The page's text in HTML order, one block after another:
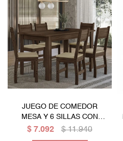
JUEGO DE COMEDOR
MESA Y 6 SILLAS CON
ASIENTO TAPIZADO
$ 7.092 $ 11.940